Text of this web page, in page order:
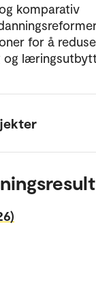
komparativ
for å
og